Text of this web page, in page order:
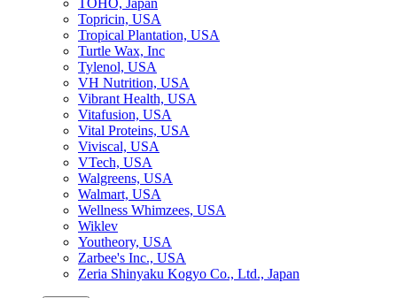
TOHO, Japan
Topricin, USA
Tropical Plantation, USA
Turtle Wax, Inc
Tylenol, USA
VH Nutrition, USA
Vibrant Health, USA
Vitafusion, USA
Vital Proteins, USA
Viviscal, USA
VTech, USA
Walgreens, USA
Walmart, USA
Wellness Whimzees, USA
Wiklev
Youtheory, USA
Zarbee's Inc., USA
Zeria Shinyaku Kogyo Co., Ltd., Japan